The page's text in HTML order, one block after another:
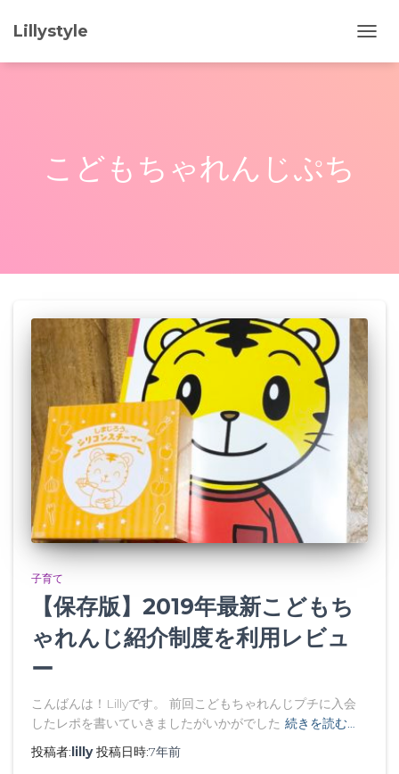
Lillystyle
ビ
こどもちゃれんじぷち
子育て
【保存版】2019年最新こどもち
ゃれんじ紹介制度を利用レビュ
ー
こんばんは！Lillyです。 前回こどもちゃれんじプチに入会
したレポを書いていきましたがいかがでした 続きを読む…
投稿者:lilly投稿日時:7年前